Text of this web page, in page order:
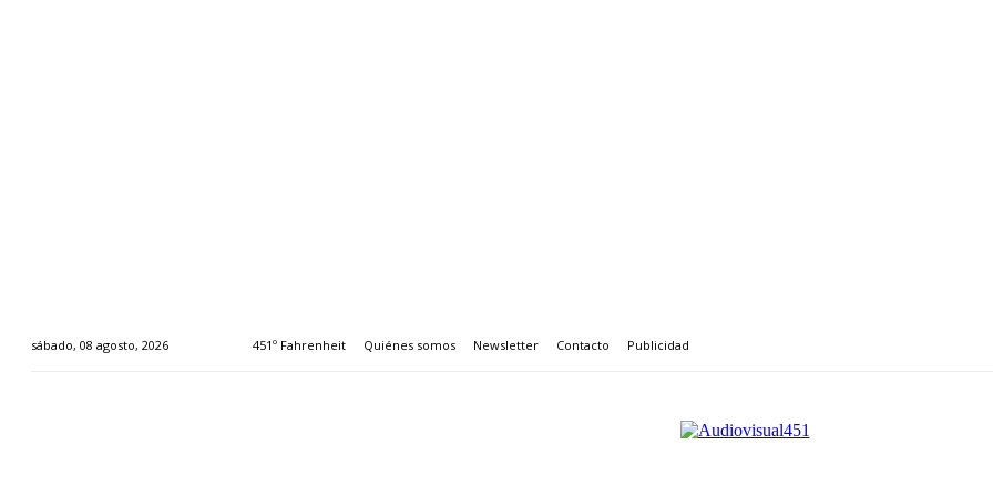
sábado, 08 agosto, 2026 451º Fahrenheit Quiénes somos Newsletter Contacto Publicidad